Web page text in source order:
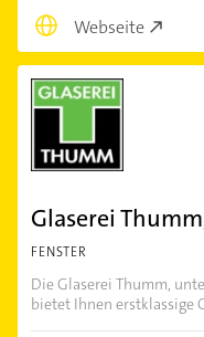
Webseite
Glaserei
FENSTER
Die Glaserei Thumm,
bietet Ihnen erstklassige